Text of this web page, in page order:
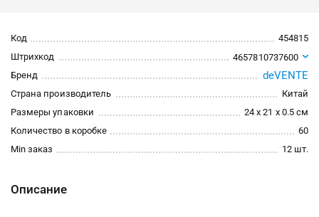
Код
454815
Штрихкод
4657810737600
Бренд
deVENTE
Страна производитель
Китай
Размеры упаковки
24 x 21 x 0.5 см
Количество в коробке
60
Min заказ
12 шт.
Описание